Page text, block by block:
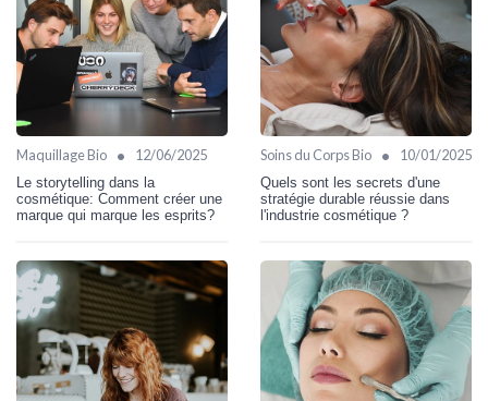
Maquillage Bio • 12/06/2025
Le storytelling dans la
cosmétique: Comment créer une
marque qui marque les esprits?
Soins du Corps Bio • 10/01/2025
Quels sont les secrets d'une
stratégie durable réussie dans
l'industrie cosmétique ?